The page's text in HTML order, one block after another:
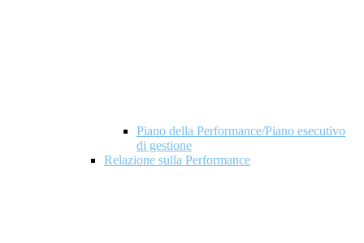
Piano della Performance/Piano esecutivo
di gestione
Relazione sulla Performance